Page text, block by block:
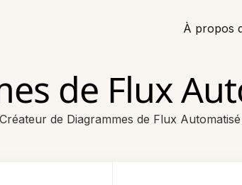
À propos
de Flux
de Diagrammes de Flux Automatisé